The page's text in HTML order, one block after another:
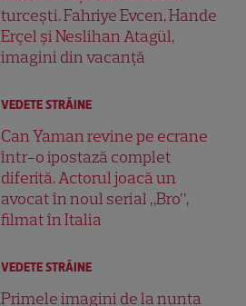
turcești. Fahriye Evcen, Hande
Erçel și Neslihan Atagül,
imagini din vacanță
VEDETE STRĂINE
Can Yaman revine pe ecrane
într-o ipostază complet
diferită. Actorul joacă un
avocat în noul serial „Bro”,
filmat în Italia
VEDETE STRĂINE
Primele imagini de la nunta